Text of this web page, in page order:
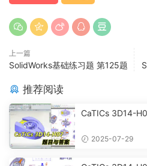
上一篇
SolidWorks基础练习题 第125题
推荐阅读
CaTICs 3D14-
2025-07-29